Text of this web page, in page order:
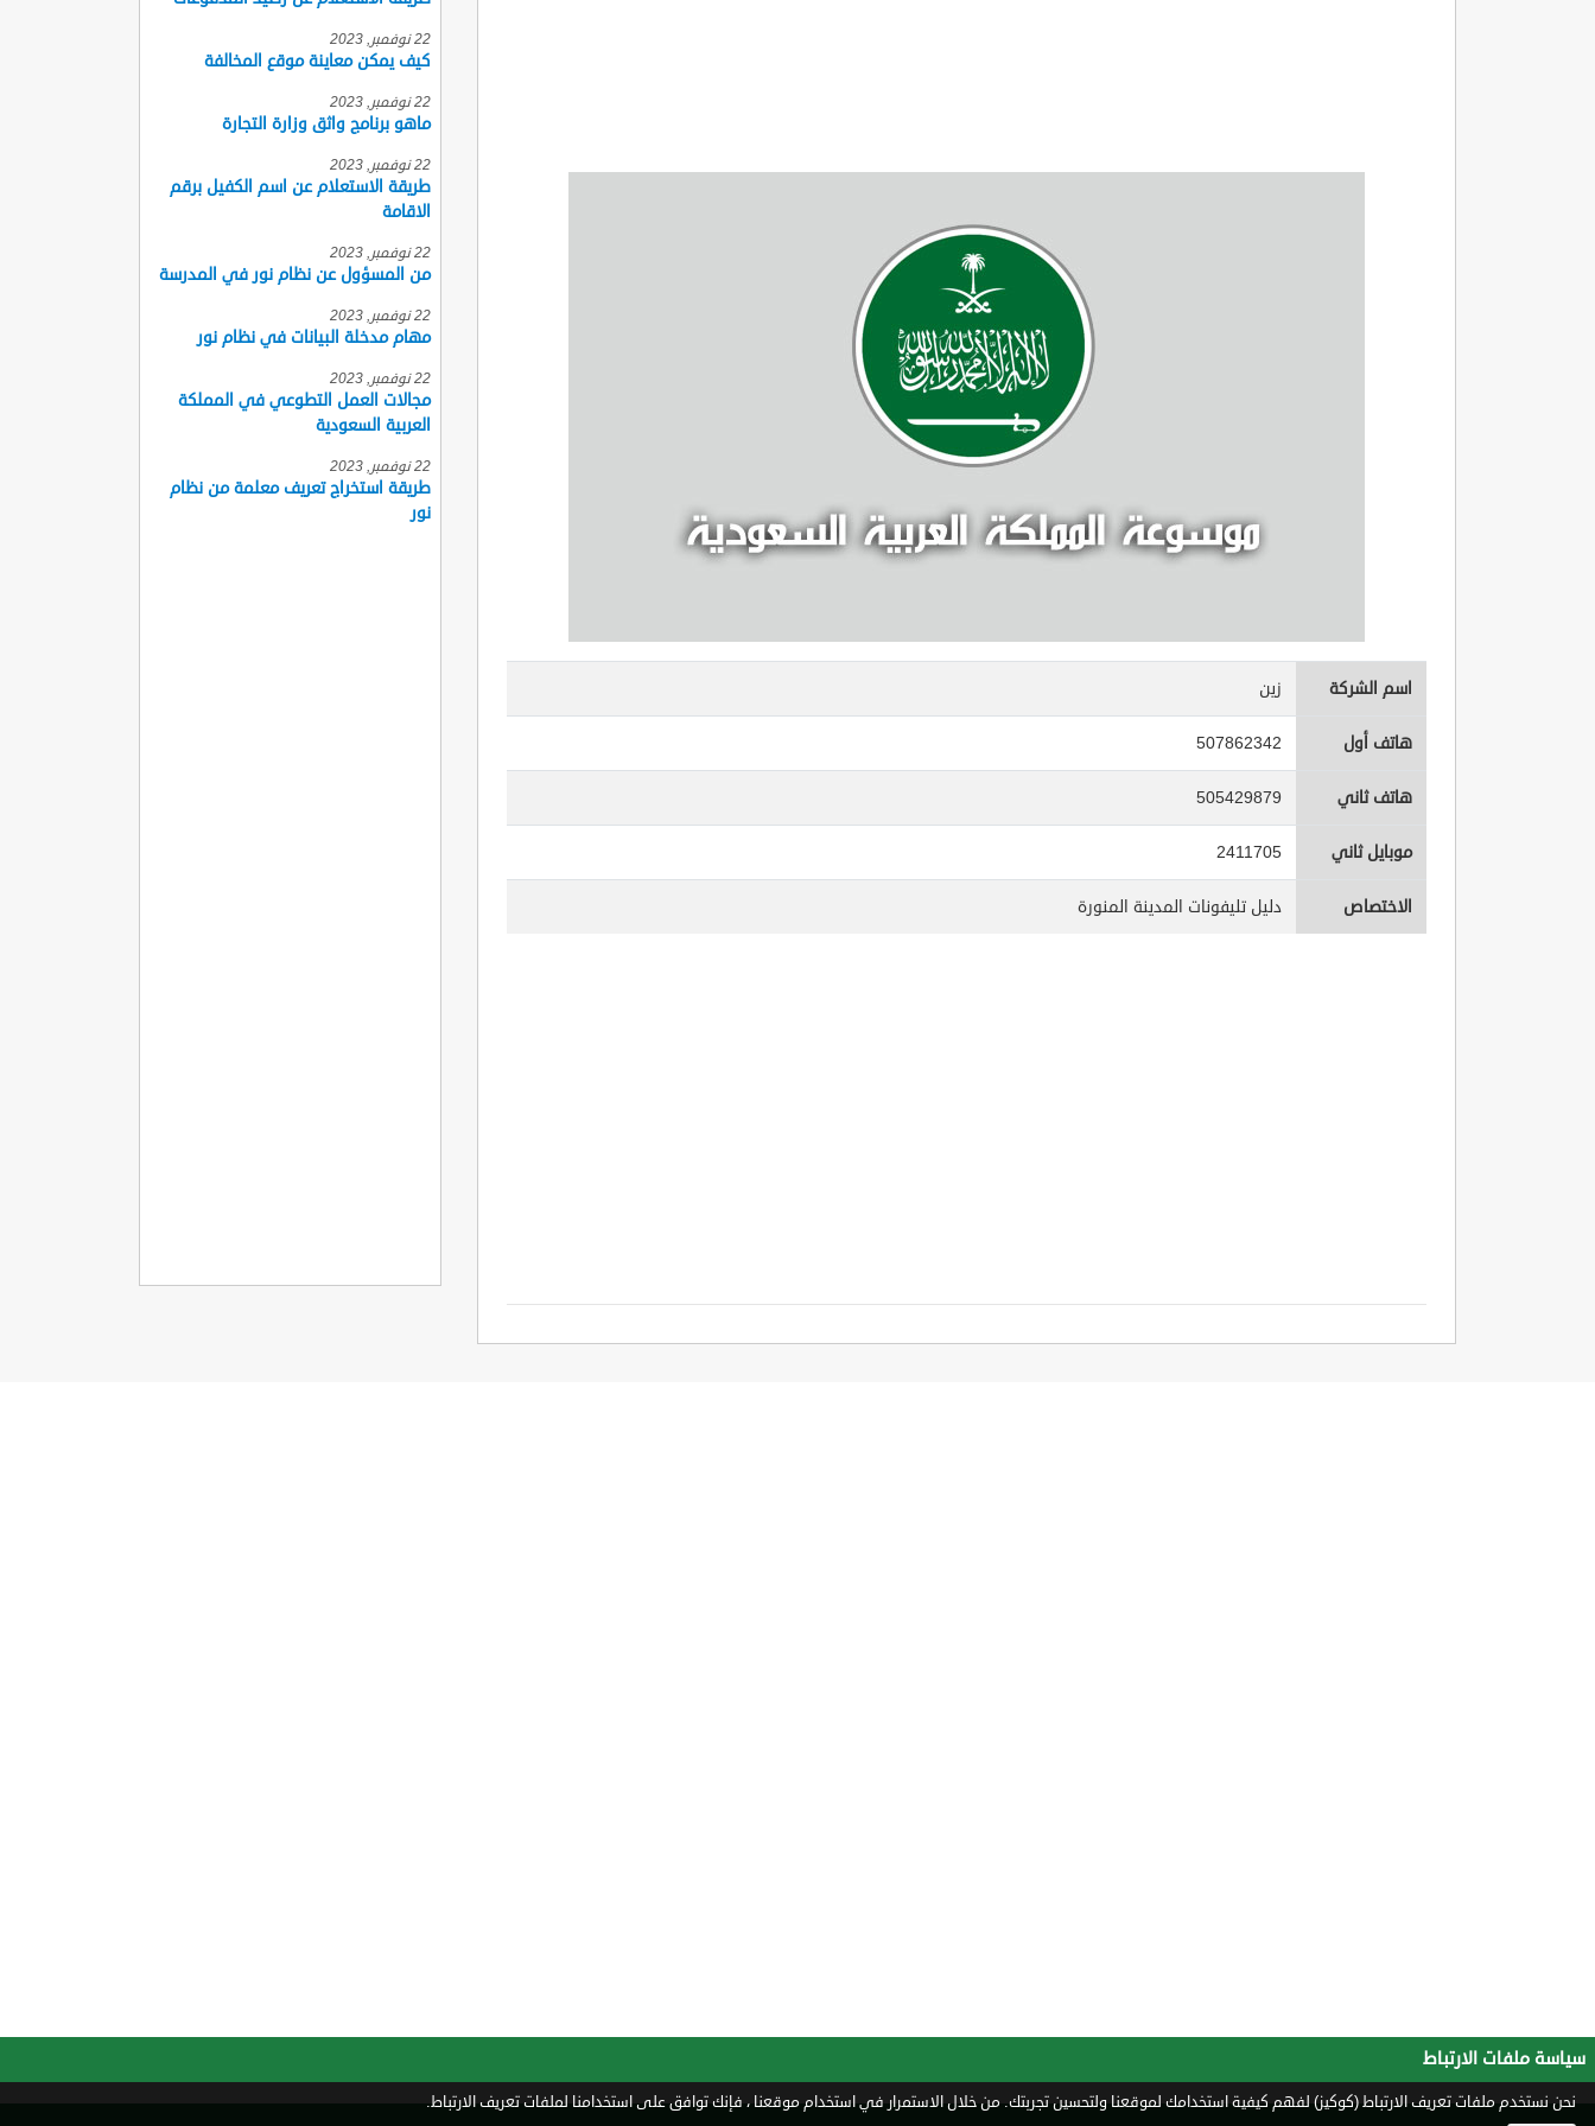
اسم الشركة زين
هاتف أول 507862342
هاتف ثاني 505429879
موبايل ثاني 2411705
الاختصاص دليل تليفونات المدينة المنورة
22 نوفمبر, 2023
كيف يمكن معاينة موقع المخالفة
22 نوفمبر, 2023
ماهو برنامج واثق وزارة التجارة
22 نوفمبر, 2023
طريقة الاستعلام عن اسم الكفيل برقم
الاقامة
22 نوفمبر, 2023
من المسؤول عن نظام نور في المدرسة
22 نوفمبر, 2023
مهام مدخلة البيانات في نظام نور
22 نوفمبر, 2023
مجالات العمل التطوعي في المملكة
العربية السعودية
22 نوفمبر, 2023
طريقة استخراج تعريف معلمة من نظام
نور
سياسة ملفات الارتباط
نحن نستخدم ملفات تعريف الارتباط (كوكيز) لفهم كيفية استخدامك لموقعنا ولتحسين تجربتك. من خلال الاستمرار في استخدام موقعنا ، فإنك توافق على استخدامنا لملفات تعريف الارتباط.